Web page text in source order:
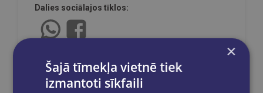
Dalies sociālajos tīklos:
×
Šajā tīmekļa vietnē tiek
izmantoti sīkfaili